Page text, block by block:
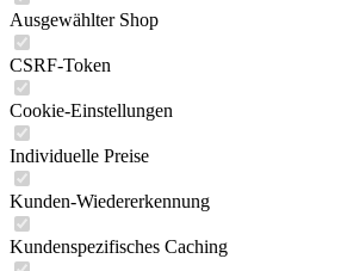
Ausgewählter Shop
CSRF-Token
Cookie-Einstellungen
Individuelle Preise
Kunden-Wiedererkennung
Kundenspezifisches Caching